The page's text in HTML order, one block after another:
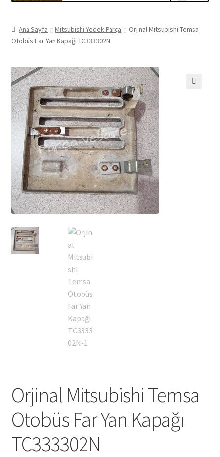
Ana Sayfa Mitsubishi Yedek Parça
Orjinal Mitsubishi Temsa
Otobüs Far Yan Kapağı TC333302N
Orjinal Mitsubishi Temsa
Otobüs Far Yan Kapağı
TC333302N